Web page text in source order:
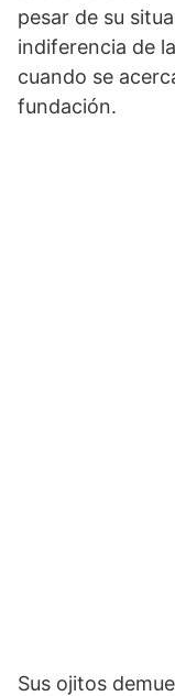
pesar de su
indiferencia de
cuando se
fundación.
Sus ojitos